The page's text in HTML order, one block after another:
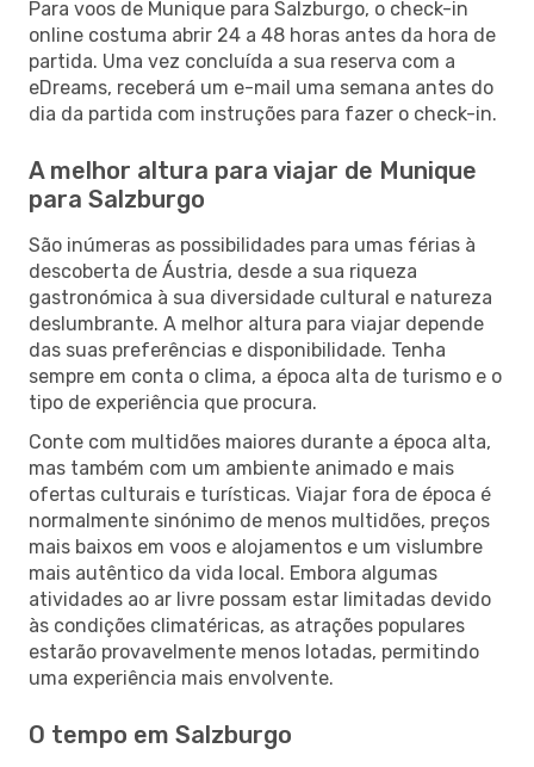
Para voos de Munique para Salzburgo, o check-in
online costuma abrir 24 a 48 horas antes da hora de
partida. Uma vez concluída a sua reserva com a
eDreams, receberá um e-mail uma semana antes do
dia da partida com instruções para fazer o check-in.
A melhor altura para viajar de Munique
para Salzburgo
São inúmeras as possibilidades para umas férias à
descoberta de Áustria, desde a sua riqueza
gastronómica à sua diversidade cultural e natureza
deslumbrante. A melhor altura para viajar depende
das suas preferências e disponibilidade. Tenha
sempre em conta o clima, a época alta de turismo e o
tipo de experiência que procura.
Conte com multidões maiores durante a época alta,
mas também com um ambiente animado e mais
ofertas culturais e turísticas. Viajar fora de época é
normalmente sinónimo de menos multidões, preços
mais baixos em voos e alojamentos e um vislumbre
mais autêntico da vida local. Embora algumas
atividades ao ar livre possam estar limitadas devido
às condições climatéricas, as atrações populares
estarão provavelmente menos lotadas, permitindo
uma experiência mais envolvente.
O tempo em Salzburgo